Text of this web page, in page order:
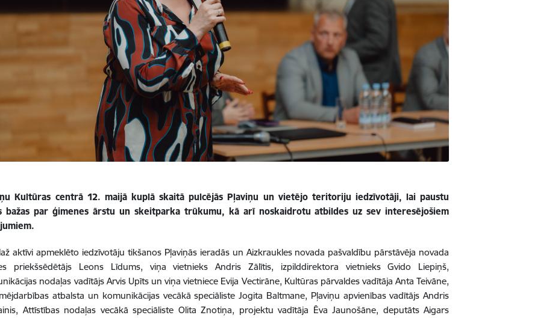
Kultūras centrā 12. maijā kuplā skaitā pulcējās Pļaviņu un vietējo teritoriju iedzīvotāji, lai paustu
bažas par ģimenes ārstu un skeitparka trūkumu, kā arī noskaidrotu atbildes uz sev interesējošiem
aktīvi apmeklēto iedzīvotāju tikšanos Pļaviņās ieradās un Aizkraukles novada pašvaldību pārstāvēja novada
priekšsēdētājs Leons Līdums, viņa vietnieks Andris Zālītis, izpilddirektora vietnieks Gvido Liepiņš,
nodaļas vadītājs Arvis Upīts un viņa vietniece Evija Vectirāne, Kultūras pārvaldes vadītāja Anta Teivāne,
atbalsta un komunikācijas vecākā speciāliste Jogita Baltmane, Pļaviņu apvienības vadītājs Andris
Attīstības nodaļas vecākā speciāliste Olita Znotiņa, projektu vadītāja Ēva Jaunošāne, deputāts Aigars